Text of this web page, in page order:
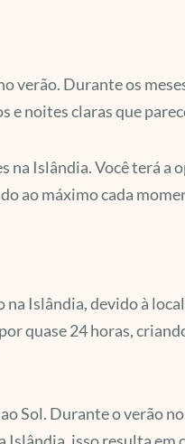
verão. Durante os
noites claras que
na Islândia. Você terá a
ao máximo cada
Islândia, devido à
quase 24 horas,
Sol. Durante o verão
isso resulta em